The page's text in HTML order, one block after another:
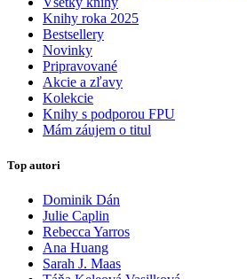
Knihy roka 2025
Bestsellery
Novinky
Pripravované
Akcie a zľavy
Kolekcie
Knihy s podporou FPU
Mám záujem o titul
Top autori
Dominik Dán
Julie Caplin
Rebecca Yarros
Ana Huang
Sarah J. Maas